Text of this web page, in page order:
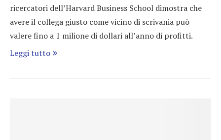
ricercatori dell’Harvard Business School dimostra che
avere il collega giusto come vicino di scrivania può
valere fino a 1 milione di dollari all’anno di profitti.
Leggi tutto